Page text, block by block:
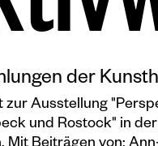
der
Ausstellung
und Rostock" in